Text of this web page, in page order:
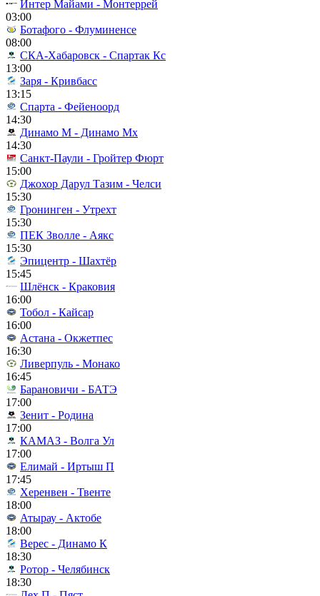
Интер Майами - Монтеррей
03:00
Ботафого - Флуминенсе
08:00
СКА-Хабаровск - Спартак Кс
13:00
Заря - Кривбасс
13:15
Спарта - Фейеноорд
14:30
Динамо М - Динамо Мх
14:30
Санкт-Паули - Гройтер Фюрт
15:00
Джохор Дарул Тазим - Челси
15:30
Гронинген - Утрехт
15:30
ПЕК Зволле - Аякс
15:30
Эпицентр - Шахтёр
15:45
Шлёнск - Краковия
16:00
Тобол - Кайсар
16:00
Астана - Окжетпес
16:30
Ливерпуль - Монако
16:45
Барановичи - БАТЭ
17:00
Зенит - Родина
17:00
КАМАЗ - Волга Ул
17:00
Елимай - Иртыш П
17:45
Херенвен - Твенте
18:00
Атырау - Актобе
18:00
Верес - Динамо К
18:30
Ротор - Челябинск
18:30